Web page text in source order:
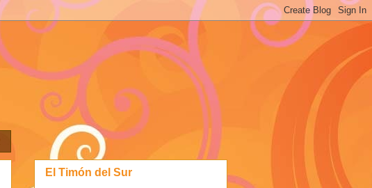
El Timón del Sur